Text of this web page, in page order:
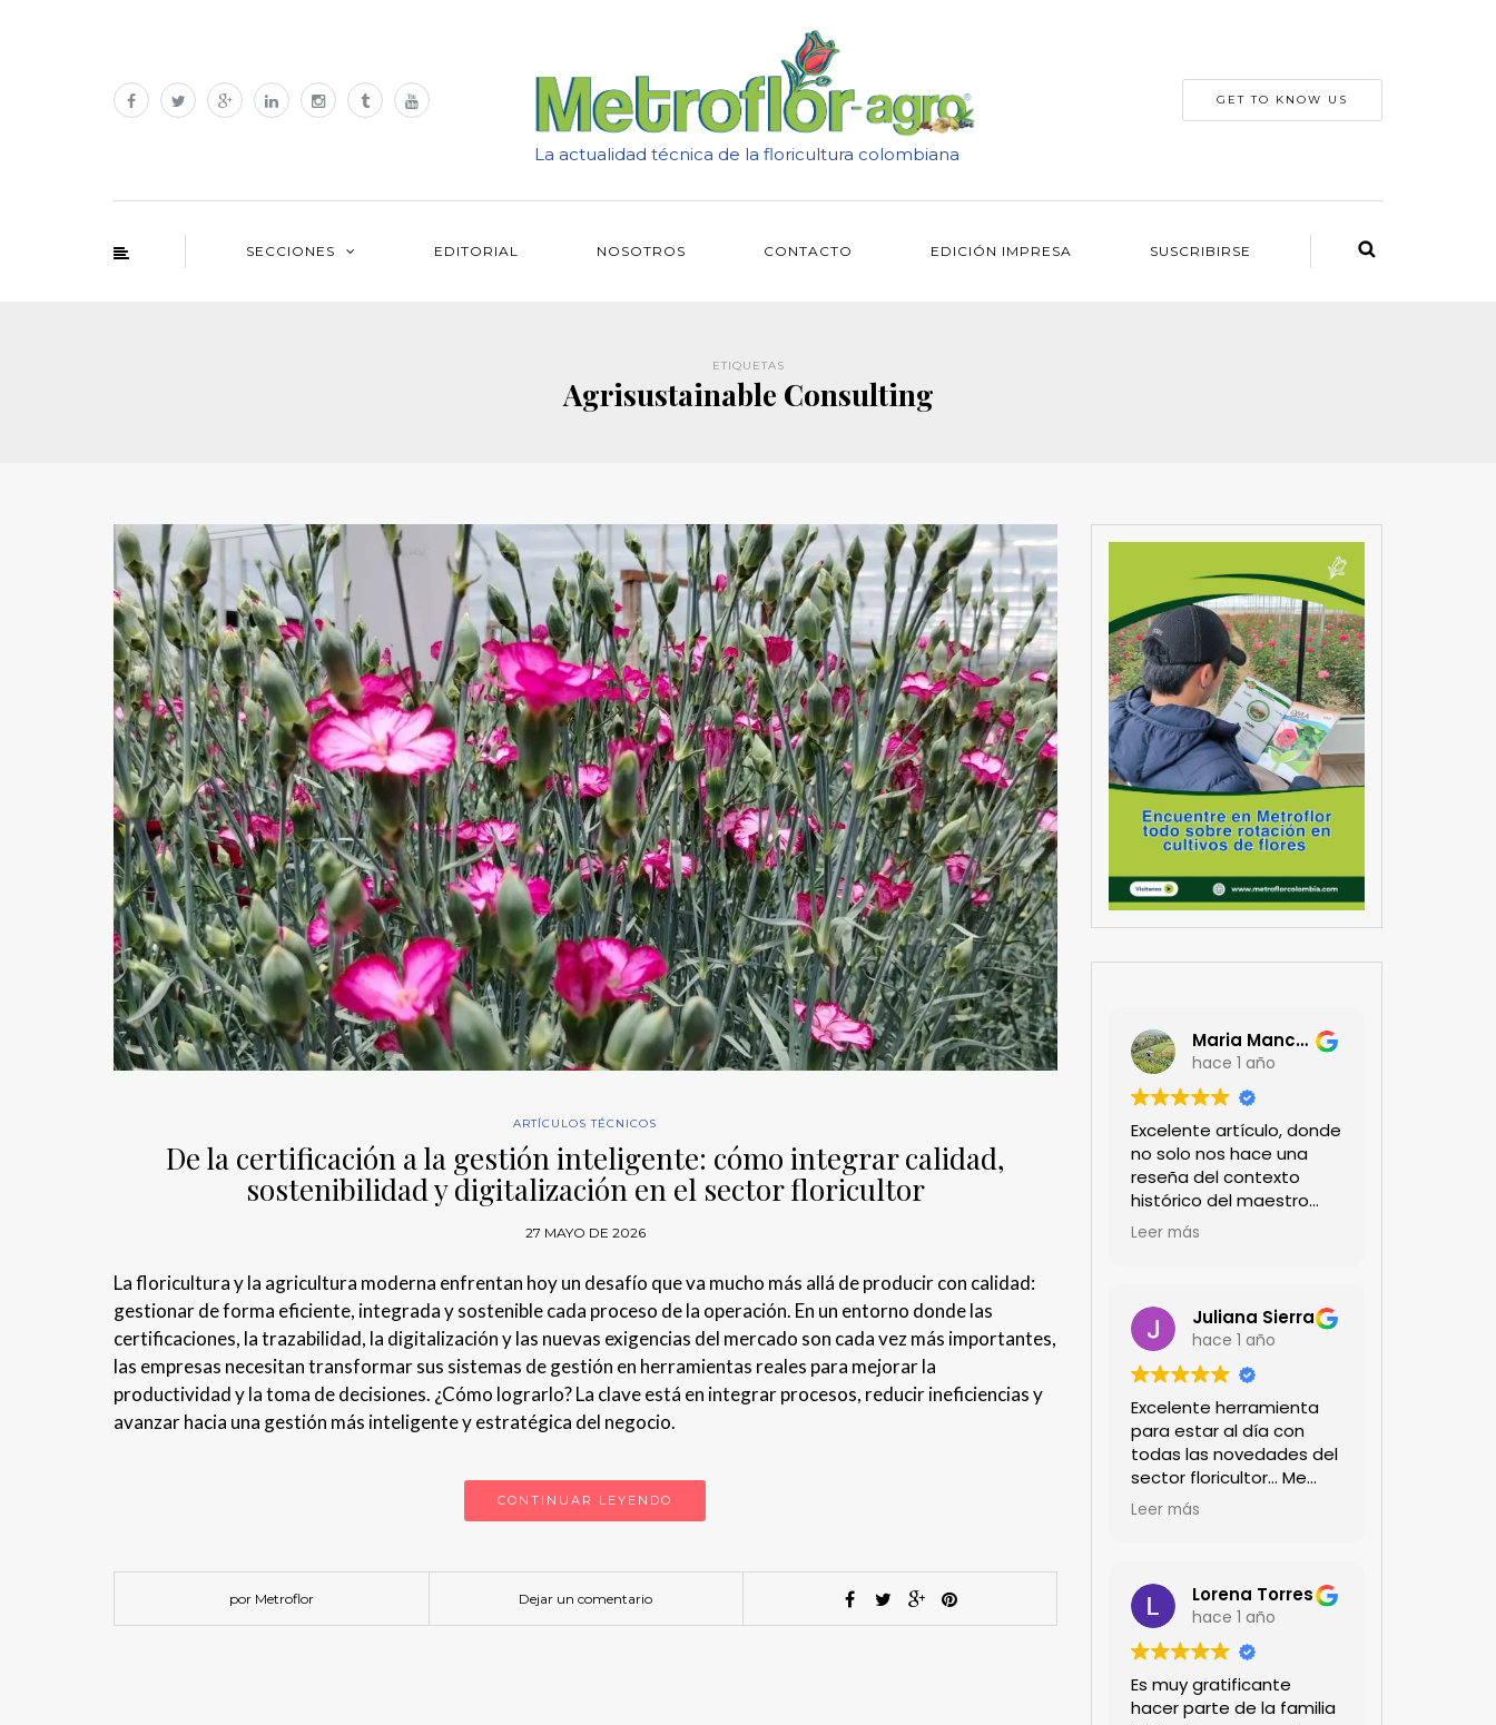
La actualidad técnica de la floricultura colombiana
GET TO KNOW US
SECCIONES EDITORIAL NOSOTROS CONTACTO EDICIÓN IMPRESA SUSCRIBIRSE
ETIQUETAS
Agrisustainable Consulting
ARTÍCULOS TÉCNICOS
De la certificación a la gestión inteligente: cómo integrar calidad,
sostenibilidad y digitalización en el sector floricultor
27 MAYO DE 2026
La floricultura y la agricultura moderna enfrentan hoy un desafío que va mucho más allá de producir con calidad:
gestionar de forma eficiente, integrada y sostenible cada proceso de la operación. En un entorno donde las
certificaciones, la trazabilidad, la digitalización y las nuevas exigencias del mercado son cada vez más importantes,
las empresas necesitan transformar sus sistemas de gestión en herramientas reales para mejorar la
productividad y la toma de decisiones. ¿Cómo lograrlo? La clave está en integrar procesos, reducir ineficiencias y
avanzar hacia una gestión más inteligente y estratégica del negocio.
CONTINUAR LEYENDO
por Metroflor Dejar un comentario
Maria Mancera
hace 1 año
Excelente artículo, donde
no solo nos hace una
reseña del contexto
histórico del maestro
jardinero japonés si no
Felicitaciones!!
Leer más
Juliana Sierra
hace 1 año
Excelente herramienta
para estar al día con
todas las novedades del
sector floricultor... Me
encanta!!!
Leer más
Lorena Torres
hace 1 año
Es muy gratificante
hacer parte de la familia